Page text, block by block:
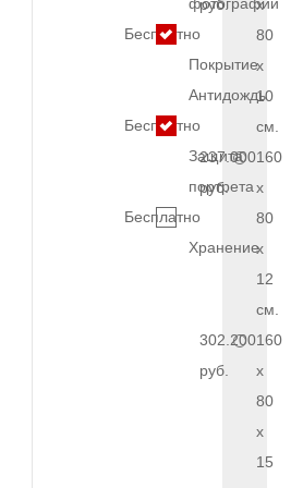
Бесплатно
Покрытие
Антидождь
Бесплатно
Защита
портрета
Бесплатно
Хранение
руб.
x
80
x
10
см.
237.000
руб.
160
x
80
x
12
см.
302.200
руб.
160
x
80
x
15